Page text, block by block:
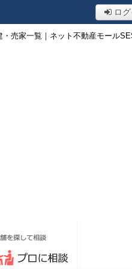
ロ
・売家一覧｜ネット不動産モール